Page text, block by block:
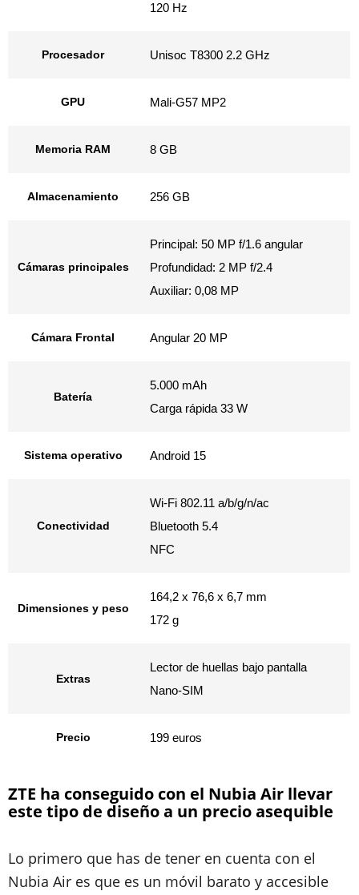
120 Hz
Procesador Unisoc T8300 2.2 GHz
GPU Mali-G57 MP2
Memoria RAM 8 GB
Almacenamiento 256 GB
Cámaras principales
Principal: 50 MP f/1.6 angular
Profundidad: 2 MP f/2.4
Auxiliar: 0,08 MP
Cámara Frontal Angular 20 MP
Batería
5.000 mAh
Carga rápida 33 W
Sistema operativo Android 15
Conectividad
Wi-Fi 802.11 a/b/g/n/ac
Bluetooth 5.4
NFC
Dimensiones y peso
164,2 x 76,6 x 6,7 mm
172 g
Extras
Lector de huellas bajo pantalla
Nano-SIM
Precio 199 euros
ZTE ha conseguido con el Nubia Air llevar
este tipo de diseño a un precio asequible
Lo primero que has de tener en cuenta con el
Nubia Air es que es un móvil barato y accesible